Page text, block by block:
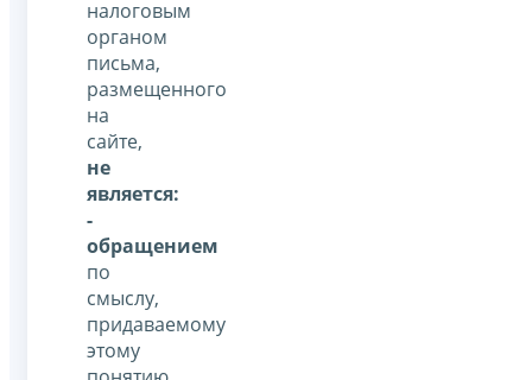
налоговым
органом
письма,
размещенного
на
сайте,
не
является:
-
обращением
по
смыслу,
придаваемому
этому